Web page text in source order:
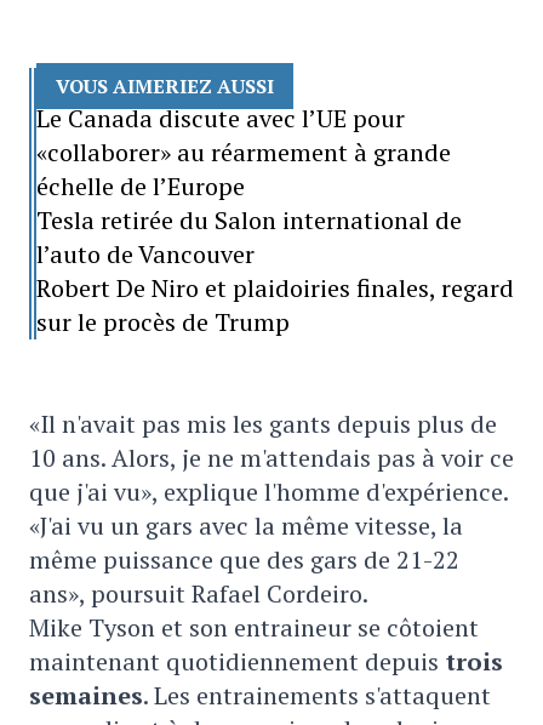
VOUS AIMERIEZ AUSSI
Le Canada discute avec l’UE pour
«collaborer» au réarmement à grande
échelle de l’Europe
Tesla retirée du Salon international de
l’auto de Vancouver
Robert De Niro et plaidoiries finales, regard
sur le procès de Trump
«Il n'avait pas mis les gants depuis plus de
10 ans. Alors, je ne m'attendais pas à voir ce
que j'ai vu», explique l'homme d'expérience.
«J'ai vu un gars avec la même vitesse, la
même puissance que des gars de 21-22
ans», poursuit Rafael Cordeiro.
Mike Tyson et son entraineur se côtoient
maintenant quotidiennement depuis trois
semaines. Les entrainements s'attaquent